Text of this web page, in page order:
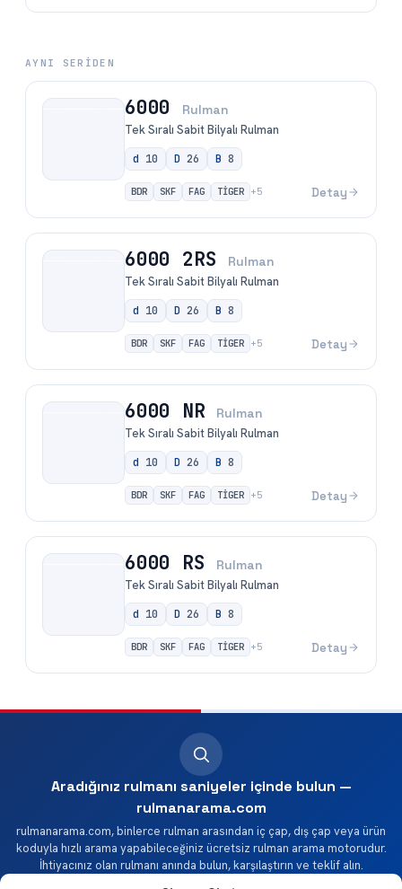
AYNI SERIDEN
6000 Rulman
Tek Sıralı Sabit Bilyalı Rulman
d 10 D 26 B 8
BDR SKF FAG TİGER +5 Detay
6000 2RS Rulman
Tek Sıralı Sabit Bilyalı Rulman
d 10 D 26 B 8
BDR SKF FAG TİGER +5 Detay
6000 NR Rulman
Tek Sıralı Sabit Bilyalı Rulman
d 10 D 26 B 8
BDR SKF FAG TİGER +5 Detay
6000 RS Rulman
Tek Sıralı Sabit Bilyalı Rulman
d 10 D 26 B 8
BDR SKF FAG TİGER +5 Detay
Aradığınız rulmanı saniyeler içinde bulun —
rulmanarama.com
rulmanarama.com, binlerce rulman arasından iç çap, dış çap veya ürün
koduyla hızlı arama yapabileceğiniz ücretsiz rulman arama motorudur.
İhtiyacınız olan rulmanı anında bulun, karşılaştırın ve teklif alın.